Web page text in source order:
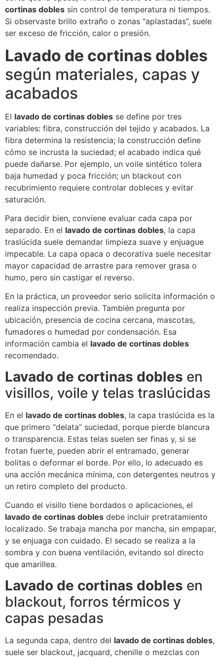
cortinas dobles sin control de temperatura ni tiempos.
Si observaste brillo extraño o zonas “aplastadas”, suele
ser exceso de fricción, calor o presión.
Lavado de cortinas dobles
según materiales, capas y
acabados
El lavado de cortinas dobles se define por tres
variables: fibra, construcción del tejido y acabados. La
fibra determina la resistencia; la construcción define
cómo se incrusta la suciedad; el acabado indica qué
puede dañarse. Por ejemplo, un voile sintético tolera
baja humedad y poca fricción; un blackout con
recubrimiento requiere controlar dobleces y evitar
saturación.
Para decidir bien, conviene evaluar cada capa por
separado. En el lavado de cortinas dobles, la capa
traslúcida suele demandar limpieza suave y enjuague
impecable. La capa opaca o decorativa suele necesitar
mayor capacidad de arrastre para remover grasa o
humo, pero sin castigar el reverso.
En la práctica, un proveedor serio solicita información o
realiza inspección previa. También pregunta por
ubicación, presencia de cocina cercana, mascotas,
fumadores o humedad por condensación. Esa
información cambia el lavado de cortinas dobles
recomendado.
Lavado de cortinas dobles en
visillos, voile y telas traslúcidas
En el lavado de cortinas dobles, la capa traslúcida es la
que primero “delata” suciedad, porque pierde blancura
o transparencia. Estas telas suelen ser finas y, si se
frotan fuerte, pueden abrir el entramado, generar
bolitas o deformar el borde. Por ello, lo adecuado es
una acción mecánica mínima, con detergentes neutros y
un retiro completo del producto.
Cuando el visillo tiene bordados o aplicaciones, el
lavado de cortinas dobles debe incluir pretratamiento
localizado. Se trabaja mancha por mancha, sin empapar,
y se enjuaga con cuidado. El secado se realiza a la
sombra y con buena ventilación, evitando sol directo
que amarillea.
Lavado de cortinas dobles en
blackout, forros térmicos y
capas pesadas
La segunda capa, dentro del lavado de cortinas dobles,
suele ser blackout, jacquard, chenille o mezclas con